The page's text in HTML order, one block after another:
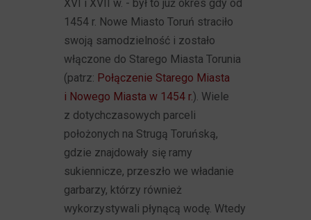
XVI i XVII w. - był to już okres gdy od
1454 r. Nowe Miasto Toruń straciło
swoją samodzielność i zostało
włączone do Starego Miasta Torunia
(patrz: Połączenie Starego Miasta
i Nowego Miasta w 1454 r.). Wiele
z dotychczasowych parceli
położonych na Strugą Toruńską,
gdzie znajdowały się ramy
sukiennicze, przeszło we władanie
garbarzy, którzy również
wykorzystywali płynącą wodę. Wtedy